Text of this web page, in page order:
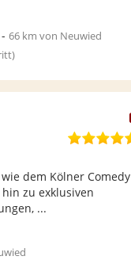
66 km von Neuwied
dem Kölner Comedy
zu exklusiven
...